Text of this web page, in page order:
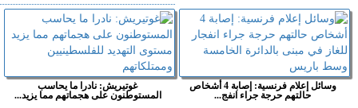
وسائل إعلام فرنسية: إصابة 4 أشخاص
حالتهم حرجة جراء انفج...
غوتيريش: نادرا ما يحاسب
المستوطنون على هجماتهم مما يزيد...